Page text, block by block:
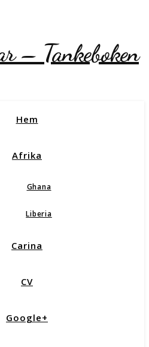
– Tankeboken
Hem
Afrika
Ghana
Liberia
Carina
CV
Google+